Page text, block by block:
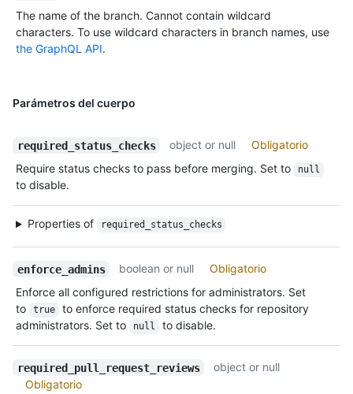
The name of the branch. Cannot contain wildcard
characters. To use wildcard characters in branch names, use
the GraphQL API.
Parámetros del cuerpo
required_status_checks object or null
Obligatorio
Require status checks to pass before merging. Set to
null
to disable.
Properties of required_status_checks
enforce_admins boolean or null
Obligatorio
Enforce all configured restrictions for administrators. Set
to
true
to enforce required status checks for repository
administrators. Set to
null to disable.
required_pull_request_reviews
object or null
Obligatorio